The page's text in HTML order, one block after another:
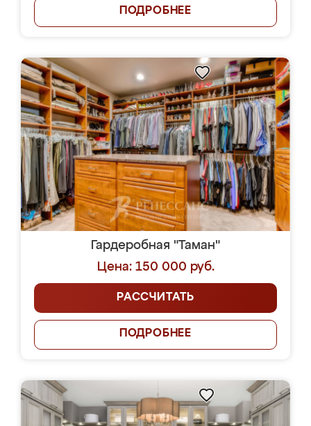
ПОДРОБНЕЕ
Гардеробная "Таман"
Цена: 150 000 руб.
РАССЧИТАТЬ
ПОДРОБНЕЕ